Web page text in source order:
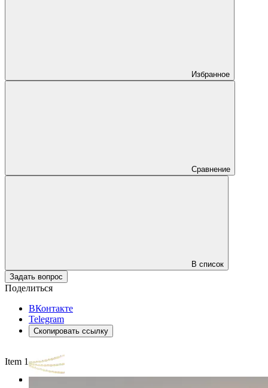
Избранное
Сравнение
В список
Задать вопрос
Поделиться
ВКонтакте
Telegram
Скопировать ссылку
Item 1 of 3